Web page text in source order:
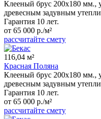
Клееный брус 200x180 мм.,
древесным задувным
Гарантия 10 лет.
от 65 000 р./м²
рассчитайте смету
116,04 м²
Красная Поляна
Клееный брус 200x180 мм.,
древесным задувным
Гарантия 10 лет.
от 65 000 р./м²
рассчитайте смету